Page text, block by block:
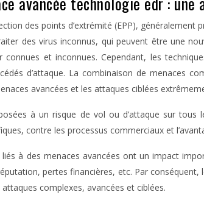
des points d’extrémité (EPP), généralement
des virus inconnus, qui peuvent être une
connues et inconnues. Cependant, les
d’attaque. La combinaison de menaces
avancées et les attaques ciblées
à un risque de vol ou d’attaque sur
contre les processus commerciaux et
liés à des menaces avancées ont un impact
pertes financières, etc. Par
complexes, avancées et ciblées.